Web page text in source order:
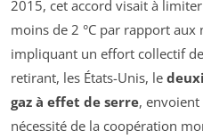
2015, cet accord visait à
moins de 2 °C par rapport
impliquant un effort collectif
retirant, les États-Unis, le
gaz à effet de serre,
nécessité de la coopération